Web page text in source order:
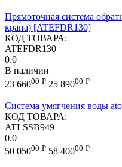
Прямоточная система
крана) [ATEFDR130]
КОД ТОВАРА:
ATEFDR130
0.0
В наличии
23 66000 Р 25 89000 Р
Cистема умягчения воды
КОД ТОВАРА:
ATLSSB949
0.0
50 05000 Р 58 40000 Р